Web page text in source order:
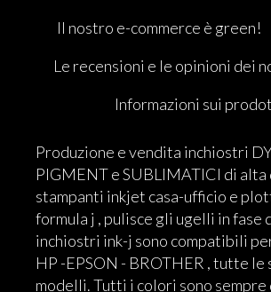
Il nostro e-commerce è green!
Le recensioni e le opinioni dei
Informazioni sui
Produzione e vendita inchiostri
PIGMENT e SUBLIMATICI di
stampanti inkjet casa-ufficio e
formula j , pulisce gli ugelli in fase
inchiostri ink-j sono compatibili
HP -EPSON - BROTHER , tutte le
modelli. Tutti i colori sono